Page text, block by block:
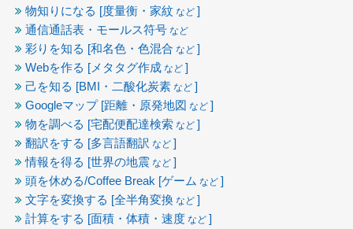
物知りになる [度量衡・家紋 など ]
通信通話表・モールス符号 など
彩りを知る [和名色・色混合 など ]
Webを作る [メタタグ作成 など ]
己を知る [BMI・二酸化炭素 など ]
Googleマップ [距離・原発地図 など ]
物を調べる [宅配便配達検索 など ]
翻訳をする [多言語翻訳 など ]
情報を得る [世界の地震 など ]
頭を休める/Coffee Break [ゲーム など ]
文字を変換する [全半角変換 など ]
計算をする [面積・体積・速度 など ]